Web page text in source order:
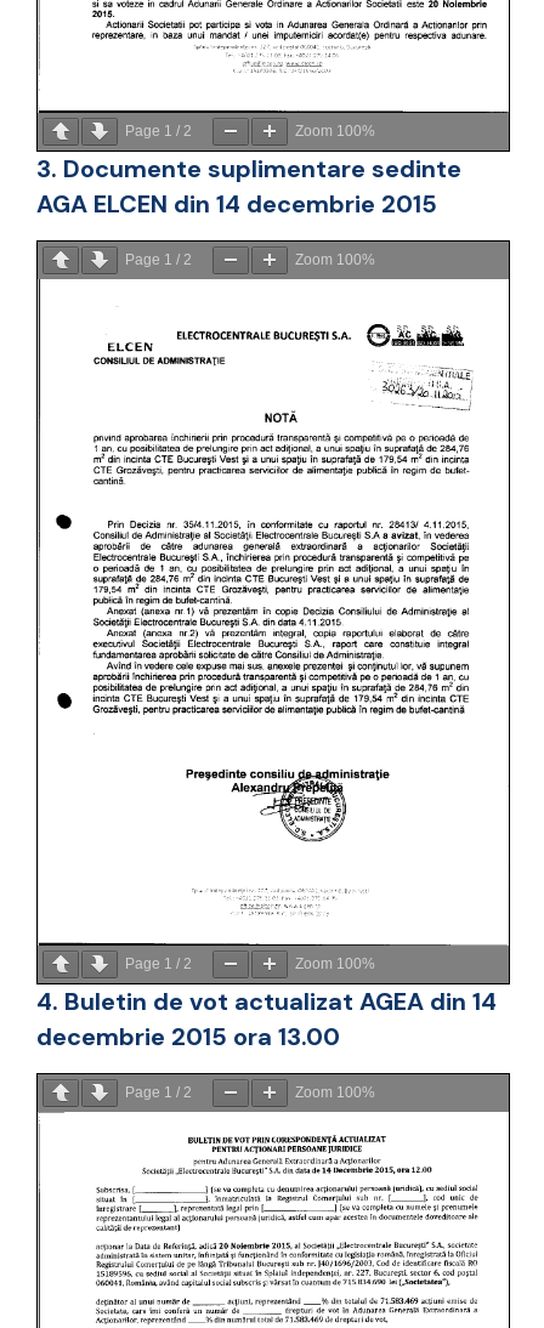
Page 1 / 2 Zoom 100%
3. Documente suplimentare sedinte
AGA ELCEN din 14 decembrie 2015
Page 1 / 2 Zoom 100%
Page 1 / 2 Zoom 100%
4. Buletin de vot actualizat AGEA din 14
decembrie 2015 ora 13.00
Page 1 / 2 Zoom 100%